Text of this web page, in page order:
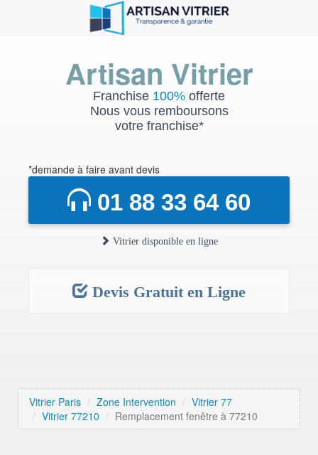
Artisan Vitrier
Franchise 100% offerte
Nous vous remboursons
votre franchise*
*demande à faire avant devis
01 88 33 64 60
Vitrier disponible en ligne
Devis Gratuit en Ligne
Vitrier Paris Zone Intervention
Vitrier 77
Vitrier 77210
Remplacement fenêtre à 77210